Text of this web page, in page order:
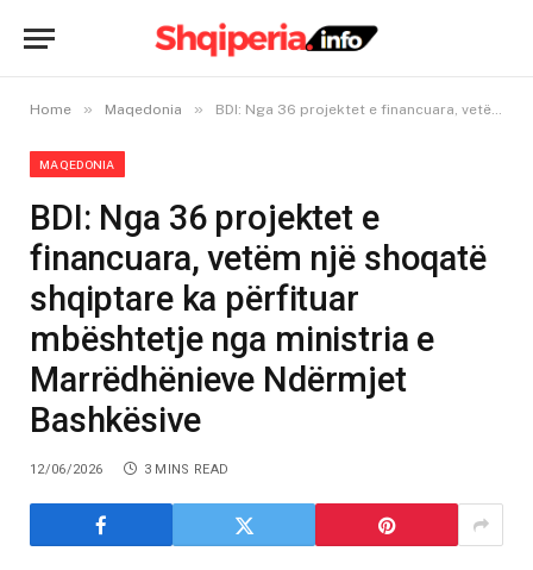
Home » Maqedonia » BDI: Nga 36 projektet e financuara, vetëm një shoqatë shqiptare ka përfituar mbështetje nga ministria e Marrëdhënieve Ndërmjet Bashkësive
MAQEDONIA
BDI: Nga 36 projektet e
financuara, vetëm një shoqatë
shqiptare ka përfituar
mbështetje nga ministria e
Marrëdhënieve Ndërmjet
Bashkësive
12/06/2026 3 MINS READ